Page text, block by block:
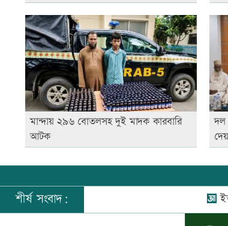
মান্দায় ২৯৬ বোতলসহ দুই মাদক কারবারি
আটক
দল
শীর্ষ সংবাদ: